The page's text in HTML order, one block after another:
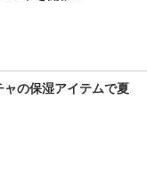
の保湿アイテムで夏